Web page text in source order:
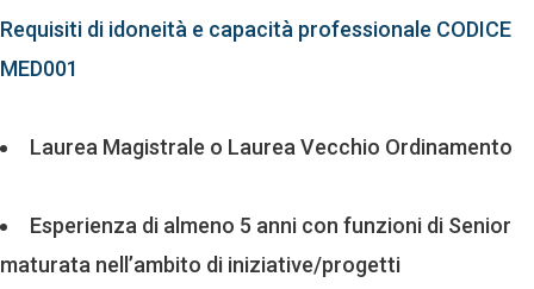
Requisiti di idoneità e capacità professionale CODICE
MED001
Laurea Magistrale o Laurea Vecchio Ordinamento
Esperienza di almeno 5 anni con funzioni di Senior
maturata nell’ambito di iniziative/progetti